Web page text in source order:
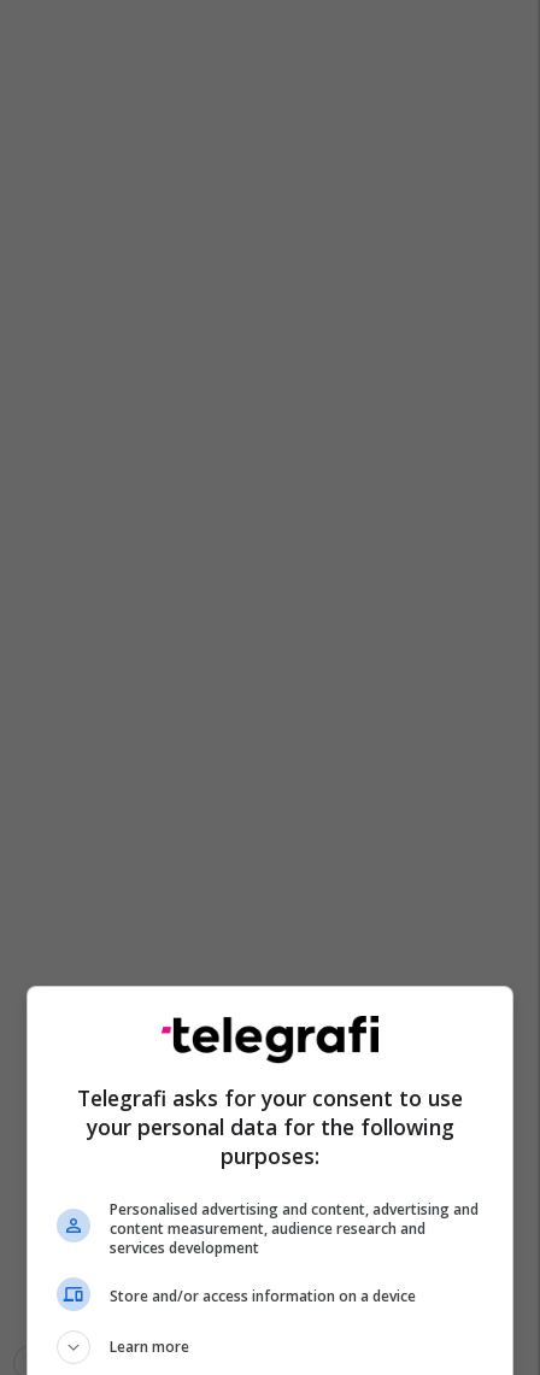
Kreshnik Bekteshi
Telegrafi asks for your consent to use
your personal data for the following
purposes:
Personalised advertising and content, advertising and
content measurement, audience research and
services development
Store and/or access information on a device
Learn more